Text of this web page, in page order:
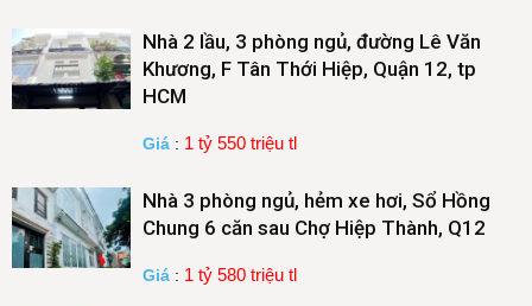
Nhà 2 lầu, 3 phòng ngủ, đường Lê Văn
Khương, F Tân Thới Hiệp, Quận 12, tp
HCM
Giá : 1 tỷ 550 triệu tl
Nhà 3 phòng ngủ, hẻm xe hơi, Sổ Hồng
Chung 6 căn sau Chợ Hiệp Thành, Q12
Giá : 1 tỷ 580 triệu tl